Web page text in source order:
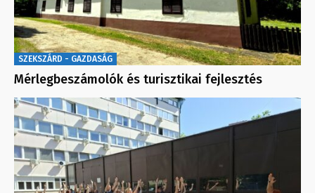
SZEKSZÁRD - GAZDASÁG
Mérlegbeszámolók és turisztikai fejlesztés